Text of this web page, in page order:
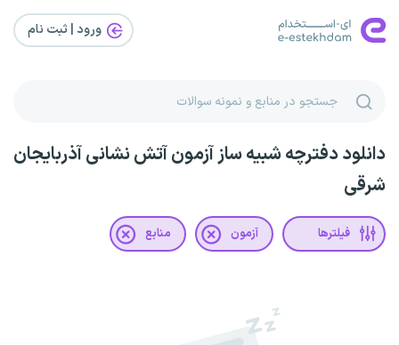
ورود | ثبت‌ نام
دانلود دفترچه شبیه ساز آزمون آتش نشانی آذربایجان
شرقی
فیلترها آزمون منابع